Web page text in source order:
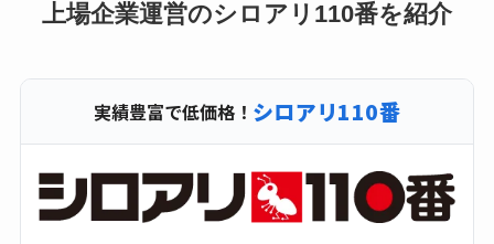
上場企業運営のシロアリ110番を紹介
実績豊富で低価格！ シロアリ110番